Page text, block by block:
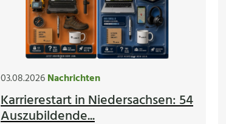
03.08.2026Nachrichten
Karrierestart in Niedersachsen: 54
Auszubildende...